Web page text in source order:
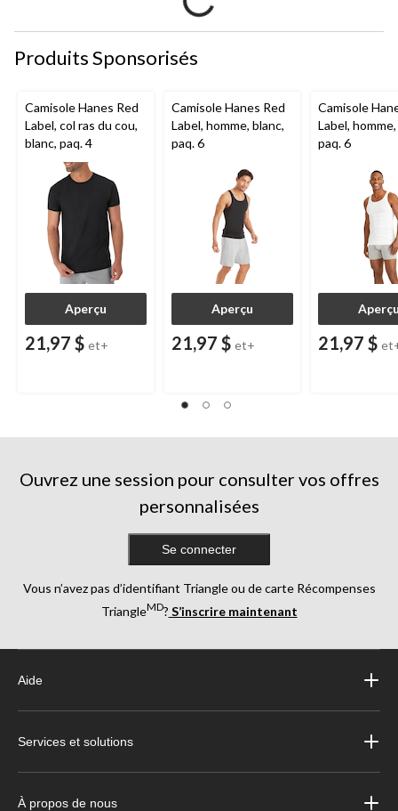
Produits Sponsorisés
Camisole Hanes Red
Label, col ras du cou,
blanc, paq. 4
Aperçu
21,97 $ et+
Camisole Hanes Red
Label, homme, blanc,
paq. 6
Aperçu
21,97 $ et+
Camisole
Label,
paq. 6
21,97 $
Ouvrez une session pour consulter vos offres
personnalisées
Se connecter
Vous n’avez pas d’identifiant Triangle ou de carte Récompenses
TriangleMD? S’inscrire maintenant
Aide
Services et solutions
À propos de nous